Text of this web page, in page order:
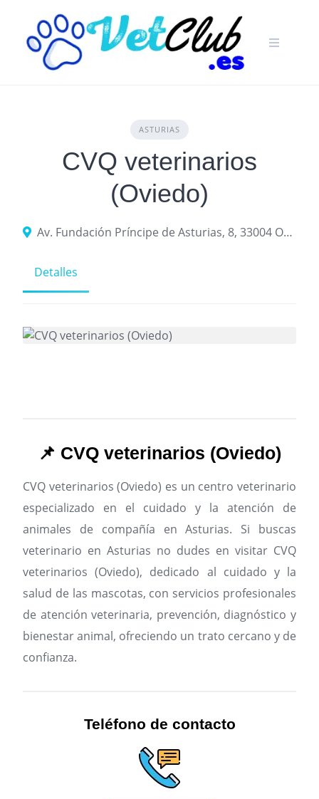
content
ASTURIAS
CVQ veterinarios
(Oviedo)
Av. Fundación Príncipe de Asturias, 8, 33004 Oviedo, Asturias
Detalles
📌 CVQ veterinarios (Oviedo)
CVQ veterinarios (Oviedo) es un centro veterinario
especializado en el cuidado y la atención de
animales de compañía en Asturias. Si buscas
veterinario en Asturias no dudes en visitar CVQ
veterinarios (Oviedo), dedicado al cuidado y la
salud de las mascotas, con servicios profesionales
de atención veterinaria, prevención, diagnóstico y
bienestar animal, ofreciendo un trato cercano y de
confianza.
Teléfono de contacto